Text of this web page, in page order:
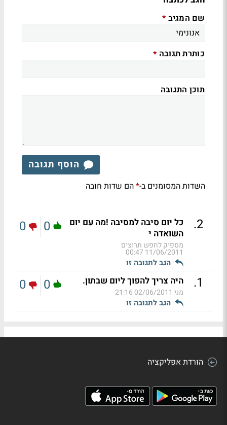
שם המגיב *
כותרת תגובה *
תוכן התגובה
הוסף תגובה
השדות המסומנים ב-*הם שדות חובה
2
.
כל יום סיבה למסיבה !מה עם יום
השואדה י
מספיק לחפש תרוצים
11/06/2011 00:47
הגב לתגובה זו
0
0
1
. היה צריך להפוך ליום שבתון.
מני 02/06/2011 21:16
הגב לתגובה זו
0
0
הורדת אפליקציה